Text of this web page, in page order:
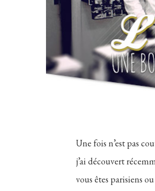
Une fois n’est pas
j’ai découvert
vous êtes parisiens